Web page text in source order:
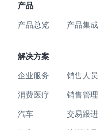
产品
产品总览 产品集成
解决方案
企业服务
消费医疗
汽车
销售人员
销售管理
交易跟进